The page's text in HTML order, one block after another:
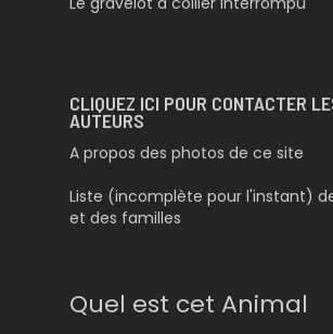
CLIQUEZ ICI POUR CONTACTER
AUTEURS
A propos des photos de ce site
Liste (incomplète pour l'instant)
et des familles
Quel est cet Animal